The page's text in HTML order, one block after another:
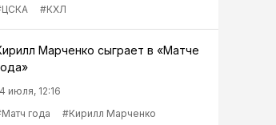
#КХЛ
Марченко сыграет в «Матче
июля, 12:16
года
#Кирилл Марченко